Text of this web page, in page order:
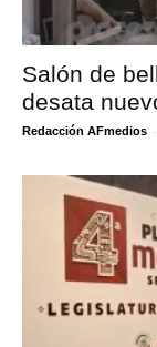
Salón de
desata
Redacción AFmedios -